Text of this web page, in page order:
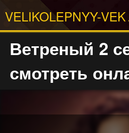
VELIKOLEPNYY-VEK
Ветреный 2
смотреть